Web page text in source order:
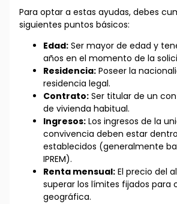
Para optar a estas ayudas, debes
siguientes puntos básicos:
Edad: Ser mayor de edad y
años en el momento de la
Residencia: Poseer la
residencia legal.
Contrato: Ser titular de un
de vivienda habitual.
Ingresos: Los ingresos de la
convivencia deben estar
establecidos (generalmente
IPREM).
Renta mensual: El precio del
superar los límites fijados para
geográfica.